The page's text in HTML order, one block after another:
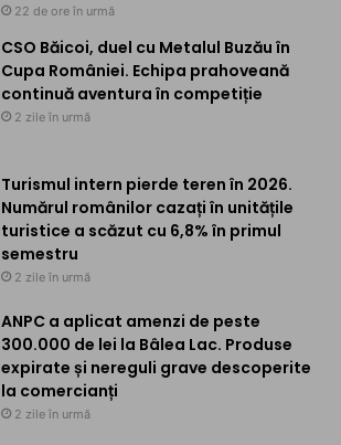
22 de ore în urmă
CSO Băicoi, duel cu Metalul Buzău în
Cupa României. Echipa prahoveană
continuă aventura în competiție
2 zile în urmă
Turismul intern pierde teren în 2026.
Numărul românilor cazați în unitățile
turistice a scăzut cu 6,8% în primul
semestru
2 zile în urmă
ANPC a aplicat amenzi de peste
300.000 de lei la Bâlea Lac. Produse
expirate și nereguli grave descoperite
la comercianți
2 zile în urmă